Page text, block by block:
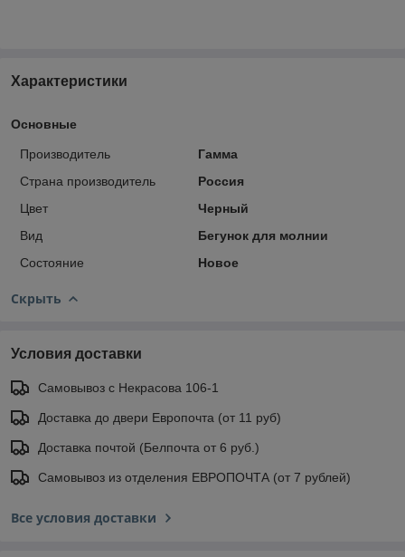
Характеристики
Основные
Производитель
Гамма
Страна производитель
Россия
Цвет
Черный
Вид
Бегунок для молнии
Состояние
Новое
Скрыть
Условия доставки
Самовывоз с Некрасова 106-1
Доставка до двери Европочта (от 11 руб)
Доставка почтой (Белпочта от 6 руб.)
Самовывоз из отделения ЕВРОПОЧТА (от 7 рублей)
Все условия доставки